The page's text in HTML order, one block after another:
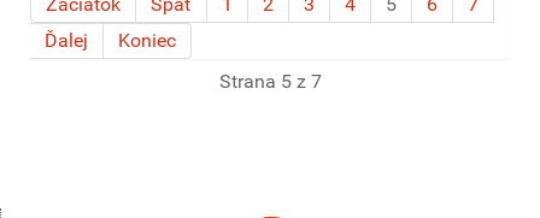
Ďalej
Koniec
Strana 5 z 7